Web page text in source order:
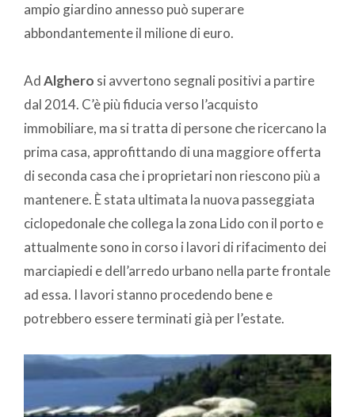
ampio giardino annesso può superare
abbondantemente il milione di euro.
AdAlghero si avvertono segnali positivi a partire
dal 2014. C’è più fiducia verso l’acquisto
immobiliare, ma si tratta di persone che ricercano la
prima casa, approfittando di una maggiore offerta
di seconda casa che i proprietari non riescono più a
mantenere. È stata ultimata la nuova passeggiata
ciclopedonale che collega la zona Lido con il porto e
attualmente sono in corso i lavori di rifacimento dei
marciapiedi e dell’arredo urbano nella parte frontale
ad essa. I lavori stanno procedendo bene e
potrebbero essere terminati già per l’estate.